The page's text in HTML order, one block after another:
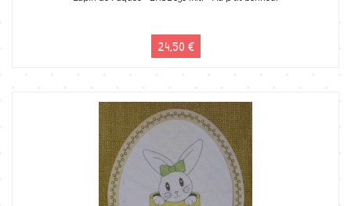
24,50 €